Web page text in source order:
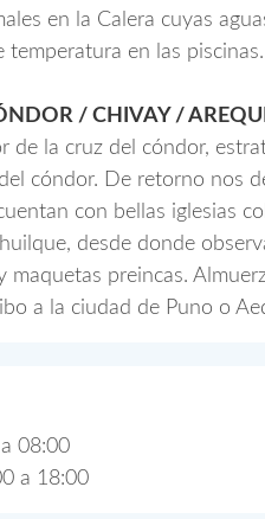
en la Calera cuyas
temperatura en las
/ CHIVAY /
de la cruz del cóndor,
cóndor. De retorno nos
con bellas iglesias
desde donde
maquetas preincas.
a la ciudad de Puno o
08:00
a 18:00